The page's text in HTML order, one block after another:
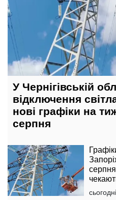
У Чернігівській
відключення
нові графіки на
серпня